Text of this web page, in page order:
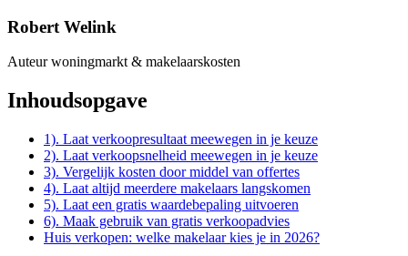
Robert Welink
Auteur woningmarkt & makelaarskosten
Inhoudsopgave
1). Laat verkoopresultaat meewegen in je keuze
2). Laat verkoopsnelheid meewegen in je keuze
3). Vergelijk kosten door middel van offertes
4). Laat altijd meerdere makelaars langskomen
5). Laat een gratis waardebepaling uitvoeren
6). Maak gebruik van gratis verkoopadvies
Huis verkopen: welke makelaar kies je in 2026?